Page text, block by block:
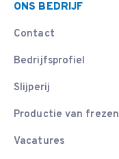
ONS BEDRIJF
Contact
Bedrijfsprofiel
Slijperij
Productie van frezen
Vacatures